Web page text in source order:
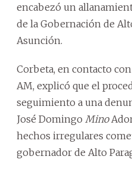
encabezó un
de la Gobernación de
Asunción.
Corbeta, en contacto
AM, explicó que el
seguimiento a una
José Domingo Mino
hechos irregulares
gobernador de Alto